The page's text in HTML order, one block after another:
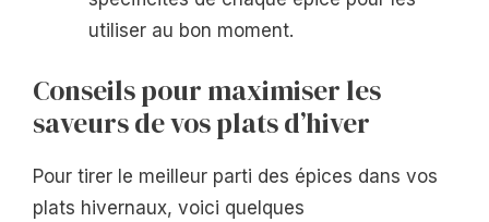
utiliser au bon moment.
Conseils pour maximiser les
saveurs de vos plats d’hiver
Pour tirer le meilleur parti des épices dans vos
plats hivernaux, voici quelques